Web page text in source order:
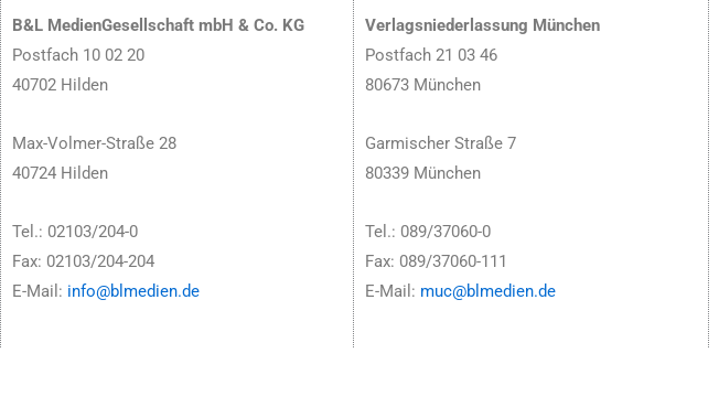
B&L MedienGesellschaft mbH & Co. KG
Postfach 10 02 20
40702 Hilden
Max-Volmer-Straße 28
40724 Hilden
Tel.: 02103/204-0
Fax: 02103/204-204
E-Mail: info@blmedien.de
Verlagsniederlassung München
Postfach 21 03 46
80673 München
Garmischer Straße 7
80339 München
Tel.: 089/37060-0
Fax: 089/37060-111
E-Mail: muc@blmedien.de